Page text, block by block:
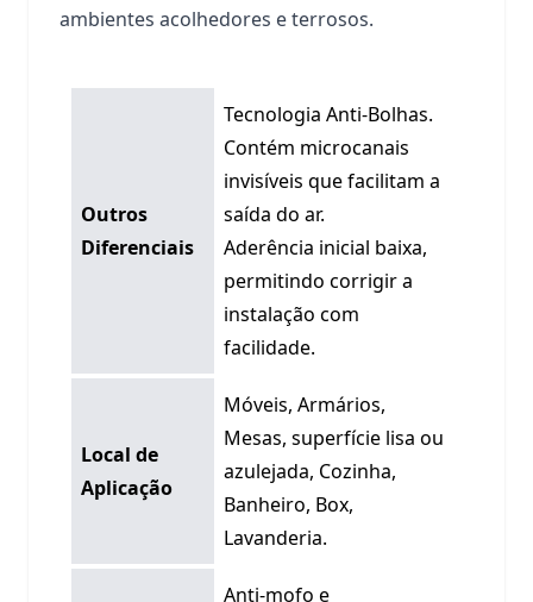
ambientes acolhedores e terrosos.
Outros
Diferenciais
Tecnologia Anti-Bolhas.
Contém microcanais
invisíveis que facilitam a
saída do ar.
Aderência inicial baixa,
permitindo corrigir a
instalação com
facilidade.
Local de
Aplicação
Móveis, Armários,
Mesas, superfície lisa ou
azulejada, Cozinha,
Banheiro, Box,
Lavanderia.
Anti-mofo e